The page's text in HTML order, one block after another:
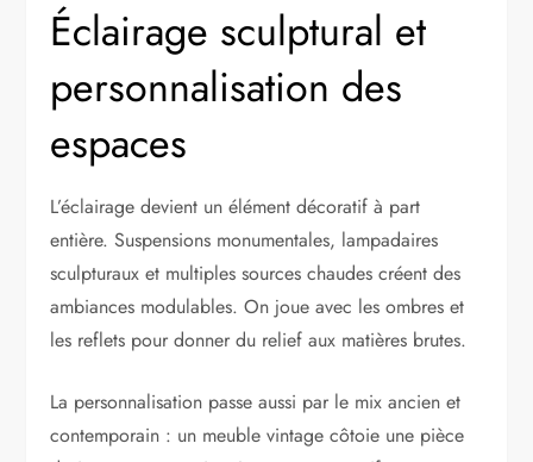
Éclairage sculptural et
personnalisation des
espaces
L’éclairage devient un élément décoratif à part
entière. Suspensions monumentales, lampadaires
sculpturaux et multiples sources chaudes créent des
ambiances modulables. On joue avec les ombres et
les reflets pour donner du relief aux matières brutes.
La personnalisation passe aussi par le mix ancien et
contemporain : un meuble vintage côtoie une pièce